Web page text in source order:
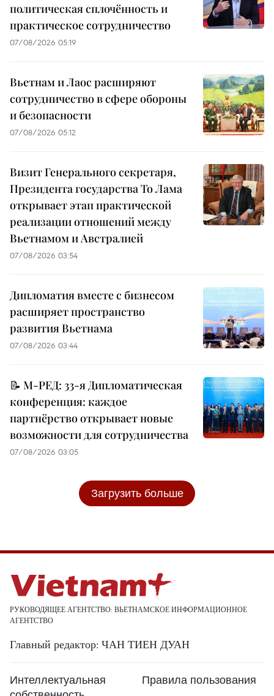
политическая сплочённость и
практическое сотрудничество
07/08/2026 05:19
Вьетнам и Лаос расширяют
сотрудничество в сфере обороны
и безопасности
07/08/2026 05:12
Визит Генерального секретаря,
Президента государства То Лама
открывает этап практической
реализации отношений между
Вьетнамом и Австралией
07/08/2026 03:54
Дипломатия вместе с бизнесом
расширяет пространство
развития Вьетнама
07/08/2026 03:44
📝 М-РЕД: 33-я Дипломатическая
конференция: каждое
партнёрство открывает новые
возможности для сотрудничества
07/08/2026 03:05
Загрузить больше
РУКОВОДЯЩЕЕ АГЕНТСТВО: ВЬЕТНАМСКОЕ ИНФОРМАЦИОННОЕ
АГЕНТСТВО
Главный редактор: ЧАН ТИЕН ДУАН
Интеллектуальная
Правила пользования